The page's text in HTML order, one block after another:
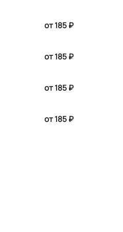
от 185 ₽
от 185 ₽
от 185 ₽
от 185 ₽